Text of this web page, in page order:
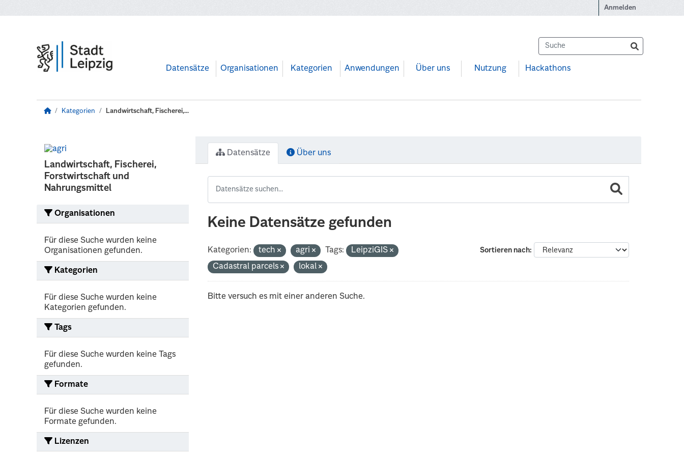
Anmelden
Datensätze Organisationen Kategorien Anwendungen Über uns Nutzung Hackathons
Kategorien Landwirtschaft, Fischerei,...
Landwirtschaft, Fischerei,
Forstwirtschaft und
Nahrungsmittel
Organisationen
Für diese Suche wurden keine
Organisationen gefunden.
Kategorien
Für diese Suche wurden keine
Kategorien gefunden.
Tags
Für diese Suche wurden keine Tags
gefunden.
Formate
Für diese Suche wurden keine
Formate gefunden.
Lizenzen
Datensätze Über uns
Keine Datensätze gefunden
Sortieren nach
Kategorien: tech agri Tags:
LeipziGIS
Cadastral parcels
lokal
Bitte versuch es mit einer anderen Suche.